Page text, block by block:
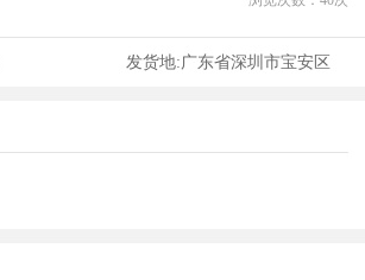
发货地:广东省深圳市宝安区